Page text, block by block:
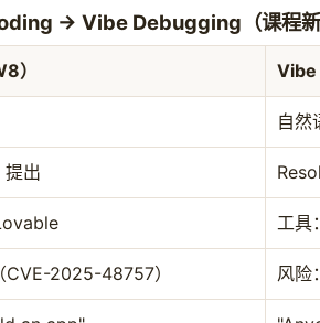
→ Vibe Debugging（课程
） Vibe
自然
出
工具
CVE-2025-48757） 风险